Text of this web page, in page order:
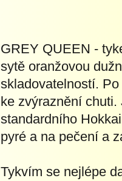
GREY QUEEN -
sytě oranžovou
skladovatelností.
ke zvýraznění
standardního
pyré a na pečení a
Tykvím se nejlépe